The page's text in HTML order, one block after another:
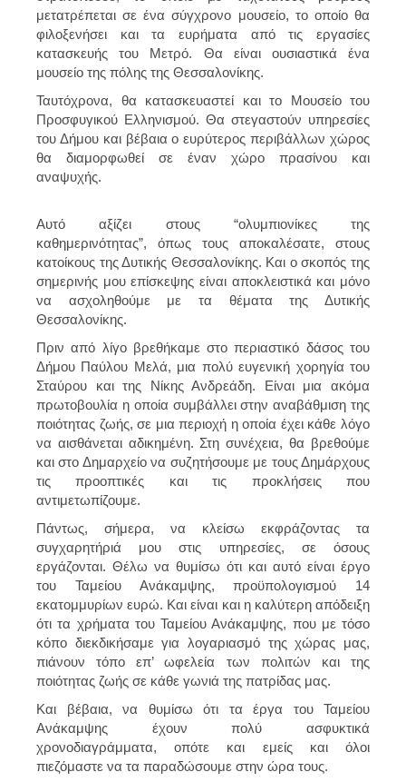
μετατρέπεται σε ένα σύγχρονο μουσείο, το οποίο θα
φιλοξενήσει και τα ευρήματα από τις εργασίες
κατασκευής του Μετρό. Θα είναι ουσιαστικά ένα
μουσείο της πόλης της Θεσσαλονίκης.
Ταυτόχρονα, θα κατασκευαστεί και το Μουσείο του
Προσφυγικού Ελληνισμού. Θα στεγαστούν υπηρεσίες
του Δήμου και βέβαια ο ευρύτερος περιβάλλων χώρος
θα διαμορφωθεί σε έναν χώρο πρασίνου και
αναψυχής.
Αυτό αξίζει στους “ολυμπιονίκες της
καθημερινότητας”, όπως τους αποκαλέσατε, στους
κατοίκους της Δυτικής Θεσσαλονίκης. Και ο σκοπός της
σημερινής μου επίσκεψης είναι αποκλειστικά και μόνο
να ασχοληθούμε με τα θέματα της Δυτικής
Θεσσαλονίκης.
Πριν από λίγο βρεθήκαμε στο περιαστικό δάσος του
Δήμου Παύλου Μελά, μια πολύ ευγενική χορηγία του
Σταύρου και της Νίκης Ανδρεάδη. Είναι μια ακόμα
πρωτοβουλία η οποία συμβάλλει στην αναβάθμιση της
ποιότητας ζωής, σε μια περιοχή η οποία έχει κάθε λόγο
να αισθάνεται αδικημένη. Στη συνέχεια, θα βρεθούμε
και στο Δημαρχείο να συζητήσουμε με τους Δημάρχους
τις προοπτικές και τις προκλήσεις που
αντιμετωπίζουμε.
Πάντως, σήμερα, να κλείσω εκφράζοντας τα
συγχαρητήριά μου στις υπηρεσίες, σε όσους
εργάζονται. Θέλω να θυμίσω ότι και αυτό είναι έργο
του Ταμείου Ανάκαμψης, προϋπολογισμού 14
εκατομμυρίων ευρώ. Και είναι και η καλύτερη απόδειξη
ότι τα χρήματα του Ταμείου Ανάκαμψης, που με τόσο
κόπο διεκδικήσαμε για λογαριασμό της χώρας μας,
πιάνουν τόπο επ’ ωφελεία των πολιτών και της
ποιότητας ζωής σε κάθε γωνιά της πατρίδας μας.
Και βέβαια, να θυμίσω ότι τα έργα του Ταμείου
Ανάκαμψης έχουν πολύ ασφυκτικά
χρονοδιαγράμματα, οπότε και εμείς και όλοι
πιεζόμαστε να τα παραδώσουμε στην ώρα τους.